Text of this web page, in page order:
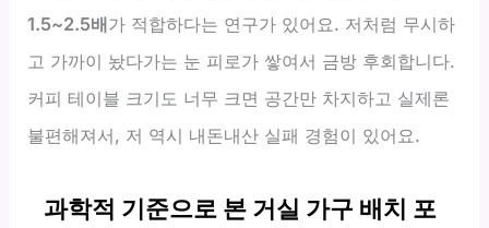
1.5~2.5배가 적합하다는 연구가 있어요. 저처럼 무시하
고 가까이 놨다가는 눈 피로가 쌓여서 금방 후회합니다.
커피 테이블 크기도 너무 크면 공간만 차지하고 실제론
불편해져서, 저 역시 내돈내산 실패 경험이 있어요.
과학적 기준으로 본 거실 가구 배치 포